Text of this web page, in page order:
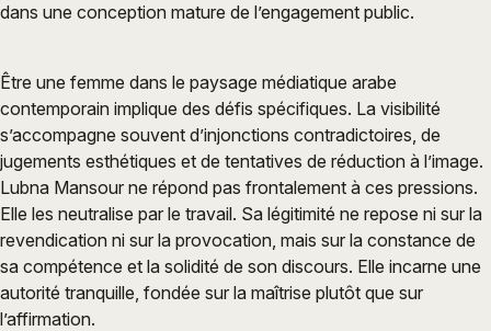
dans une conception mature de l’engagement public.
Être une femme dans le paysage médiatique arabe
contemporain implique des défis spécifiques. La visibilité
s’accompagne souvent d’injonctions contradictoires, de
jugements esthétiques et de tentatives de réduction à l’image.
Lubna Mansour ne répond pas frontalement à ces pressions.
Elle les neutralise par le travail. Sa légitimité ne repose ni sur la
revendication ni sur la provocation, mais sur la constance de
sa compétence et la solidité de son discours. Elle incarne une
autorité tranquille, fondée sur la maîtrise plutôt que sur
l’affirmation.